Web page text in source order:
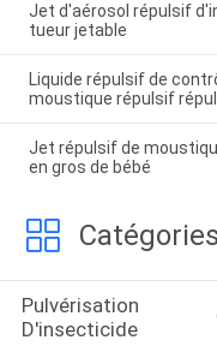
Jet d'aérosol répulsif
tueur jetable
Liquide répulsif de
moustique répulsif
Jet répulsif de
en gros de bébé
Pulvérisation
D'insecticide